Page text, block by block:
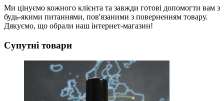
Ми цінуємо кожного клієнта та завжди готові допомогти вам з
будь-якими питаннями, пов'язаними з поверненням товару.
Дякуємо, що обрали наш інтернет-магазин!
Супутні товари